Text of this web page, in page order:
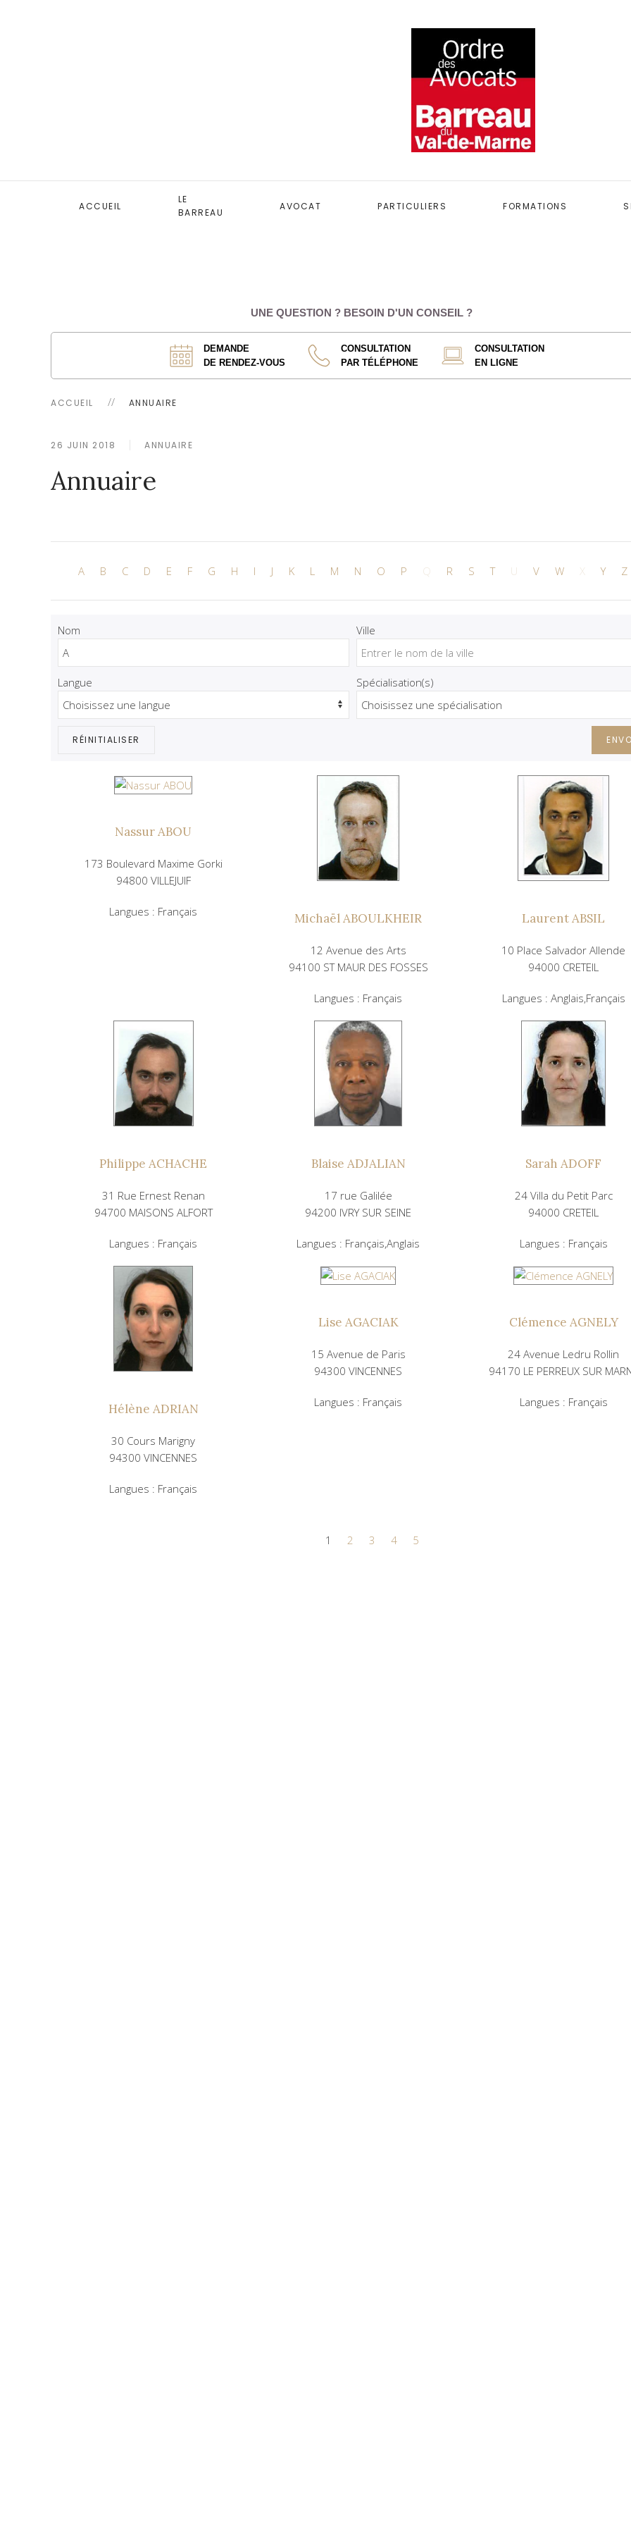
ACCUEIL
LE
BARREAU
AVOCAT PARTICULIERS FORMATIONS
UNE QUESTION ? BESOIN D'UN CONSEIL ?
DEMANDE
DE RENDEZ-VOUS
CONSULTATION
PAR TÉLÉPHONE
CONSULTATION
EN LIGNE
ACCUEIL ANNUAIRE
26 JUIN 2018 ANNUAIRE
Annuaire
A B C D E F G H I J K L M N O P Q R S T U V W X Y Z
Nom Ville
Langue Spécialisation(s)
RÉINITIALISER
Nassur ABOU
173 Boulevard Maxime Gorki
94800 VILLEJUIF
Langues : Français Michaël ABOULKHEIR
12 Avenue des Arts
94100 ST MAUR DES FOSSES
Langues : Français
Laurent ABSIL
10 Place Salvador Allende
94000 CRETEIL
Langues : Anglais,Français
Philippe ACHACHE
31 Rue Ernest Renan
94700 MAISONS ALFORT
Langues : Français
Blaise ADJALIAN
17 rue Galilée
94200 IVRY SUR SEINE
Langues : Français,Anglais
Sarah ADOFF
24 Villa du Petit Parc
94000 CRETEIL
Langues : Français
Hélène ADRIAN
30 Cours Marigny
94300 VINCENNES
Langues : Français
Lise AGACIAK
15 Avenue de Paris
94300 VINCENNES
Langues : Français
Clémence AGNELY
24 Avenue Ledru Rollin
94170 LE PERREUX SUR
Langues : Français
1 2 3 4 5